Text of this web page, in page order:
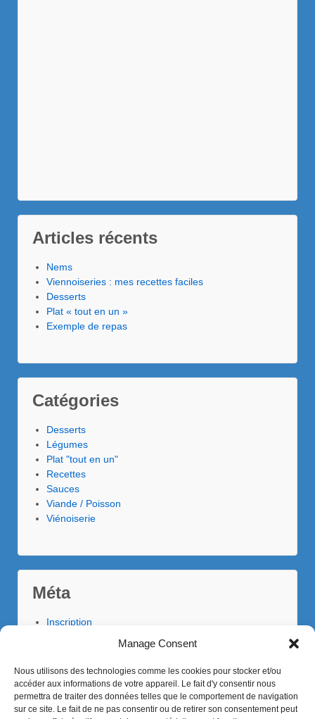
Manage Consent
Nous utilisons des technologies comme les cookies pour stocker et/ou
accéder aux informations de votre appareil. Le fait d'y consentir nous
permettra de traiter des données telles que le comportement de navigation
sur ce site. Le fait de ne pas consentir ou de retirer son consentement peut
Articles récents
Nems
Viennoiseries : mes recettes faciles
Desserts
Plat « tout en un »
Exemple de repas
Catégories
Desserts
Légumes
Plat "tout en un"
Recettes
Sauces
Viande / Poisson
Viénoiserie
Méta
Inscription
Flux des commentaires
Site de WordPress-FR